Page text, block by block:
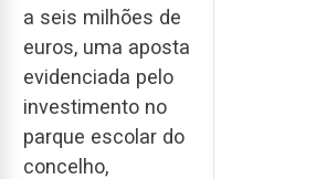
a seis milhões de
euros, uma aposta
evidenciada pelo
investimento no
parque escolar do
concelho,